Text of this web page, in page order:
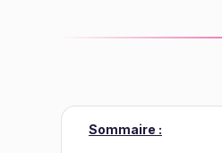
Sommaire :